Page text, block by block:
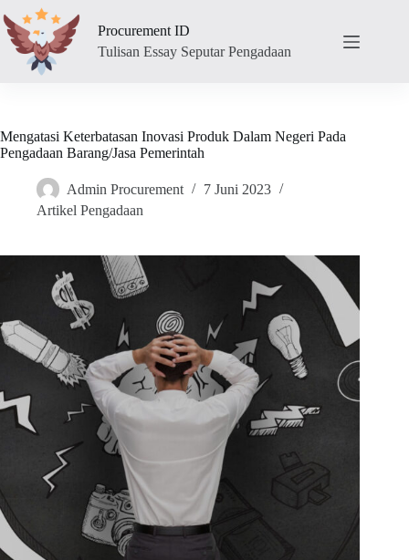
to
content
Procurement ID
Tulisan Essay Seputar Pengadaan
Mengatasi Keterbatasan Inovasi Produk Dalam Negeri Pada
Pengadaan Barang/Jasa Pemerintah
Admin Procurement
7 Juni 2023
Artikel Pengadaan